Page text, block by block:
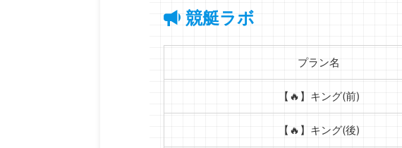
競艇ラボ
プラン名
【🔥】キング(前)
【🔥】キング(後)